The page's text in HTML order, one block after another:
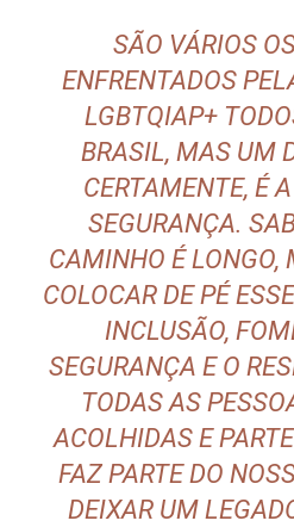
SÃO VÁRIOS
ENFRENTADOS
LGBTQIAP+
BRASIL, MAS UM
CERTAMENTE, É
SEGURANÇA.
CAMINHO É LONGO,
COLOCAR DE PÉ
INCLUSÃO,
SEGURANÇA E O
TODAS AS
ACOLHIDAS E
FAZ PARTE DO
DEIXAR UM